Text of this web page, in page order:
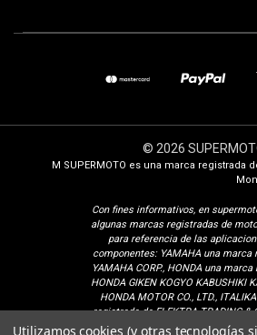
© 2026
M SUPERMOTO es una marca registrada
Con fines informativos, en
algunas marcas registradas de
para referencia de las
componentes: YAMAHA una marca
YAMAHA CORP., HONDA una
HONDA GIKEN KOGYO KABUSHIKI
HONDA MOTOR CO., LTD.,
registrada de ELEKTRA TRADING &
GROUP, S.A. DE C.V., SUZUKI una
Utilizamos cookies (y otras tecnologías